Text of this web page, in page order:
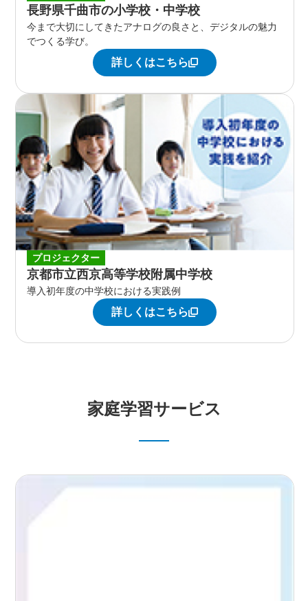
長野県千曲市の小学校・中学校
今まで大切にしてきたアナログの良さと、デジタルの魅力
でつくる学び。
詳しくはこちら
プロジェクター
京都市立西京高等学校附属中学校
導入初年度の中学校における実践例
詳しくはこちら
家庭学習サービス